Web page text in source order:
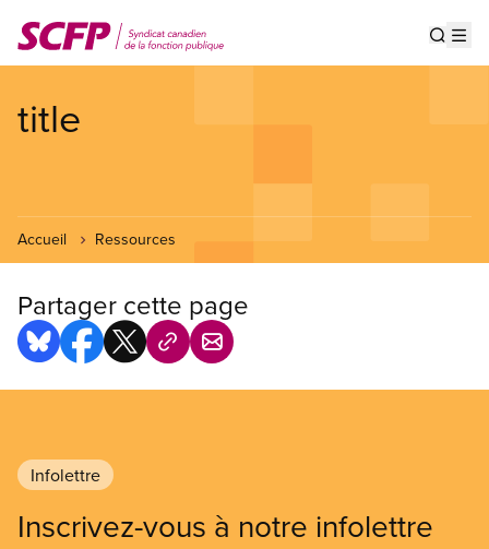
au
contenu
title
Accueil Ressources
Partager cette page
Infolettre
Inscrivez-vous à notre infolettre